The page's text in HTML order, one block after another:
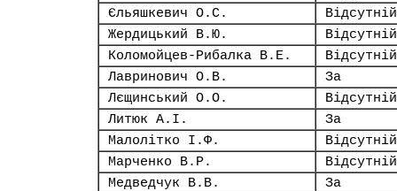
Єльяшкевич О.С.
Відсутній
Жердицький В.Ю.
Відсутній
Коломойцев-Рибалка В.Е.
Відсутній
Лавринович О.В.
За
Лєщинський О.О.
Відсутній
Литюк А.І.
За
Малолітко І.Ф.
Відсутній
Марченко В.Р.
Відсутній
Медведчук В.В.
За